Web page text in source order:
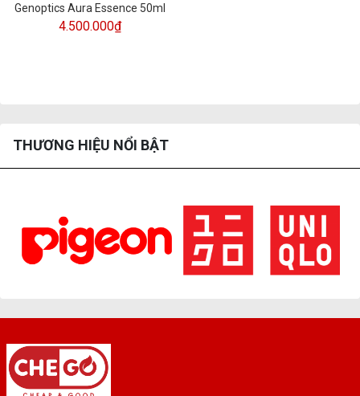
Genoptics Aura Essence 50ml
4.500.000₫
THƯƠNG HIỆU NỔI BẬT